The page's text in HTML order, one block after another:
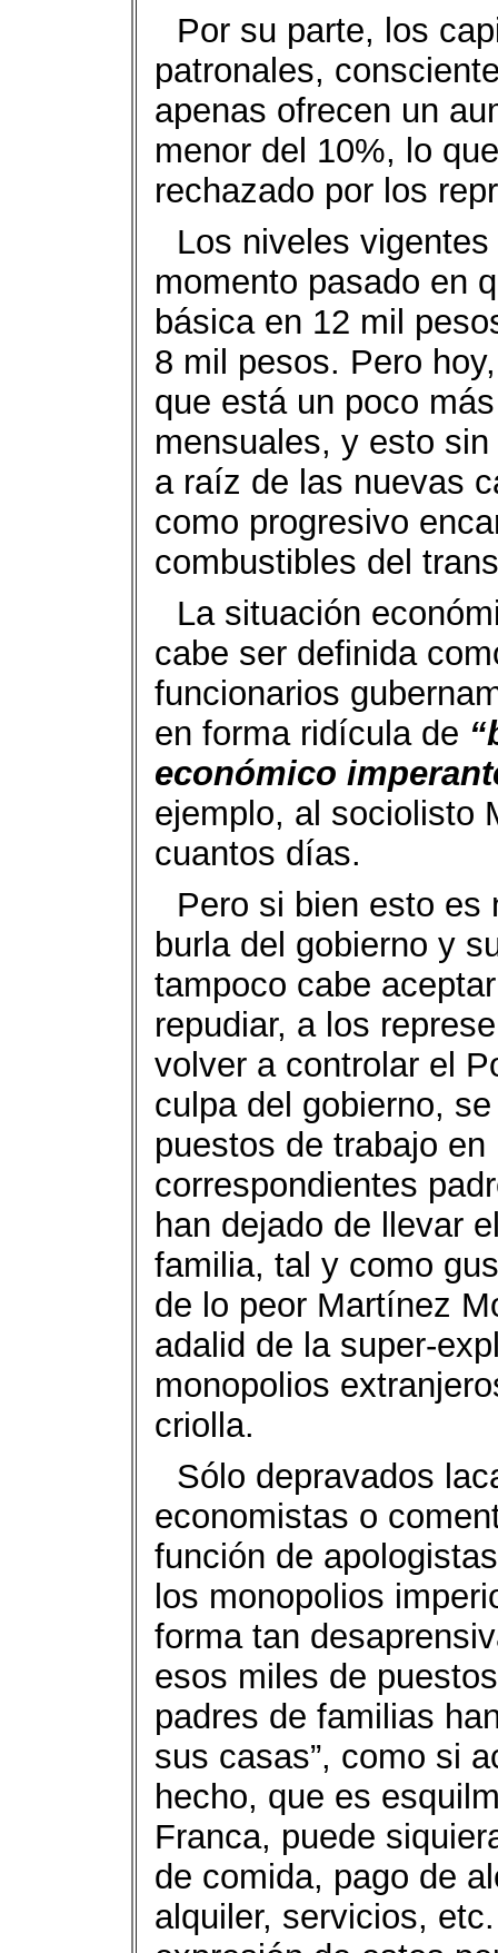
Por su parte, los
patronales,
apenas ofrecen un
menor del 10%, lo
rechazado por los
Los niveles
momento pasado en
básica en 12 mil
8 mil pesos. Pero
que está un poco
mensuales, y esto
a raíz de las nuevas
como progresivo
combustibles del
La situación
cabe ser definida
funcionarios
en forma ridícula de
económico
ejemplo, al sociolisto
cuantos días.
Pero si bien esto es
burla del gobierno y
tampoco cabe
repudiar, a los
volver a controlar el
culpa del gobierno,
puestos de trabajo
correspondientes
han dejado de llevar
familia, tal y como
de lo peor Martínez
adalid de la super-
monopolios
criolla.
Sólo depravados
economistas o
función de
los monopolios
forma tan
esos miles de
padres de familias
sus casas”, como si
hecho, que es
Franca, puede
de comida, pago de
alquiler, servicios,